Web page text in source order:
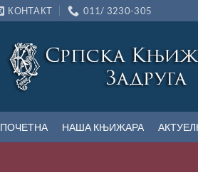
КОНТАКТ 011/ 3230-305
ПОЧЕТНА НАША КЊИЖАРА